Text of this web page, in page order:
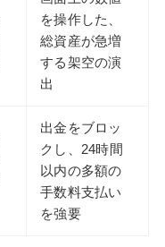
を操作した、
総資産が急増
する架空の演
出
出金をブロッ
クし、24時間
以内の多額の
手数料支払い
を強要